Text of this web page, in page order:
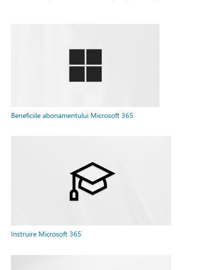
Beneficiile abonamentului Microsoft 365
Instruire Microsoft 365